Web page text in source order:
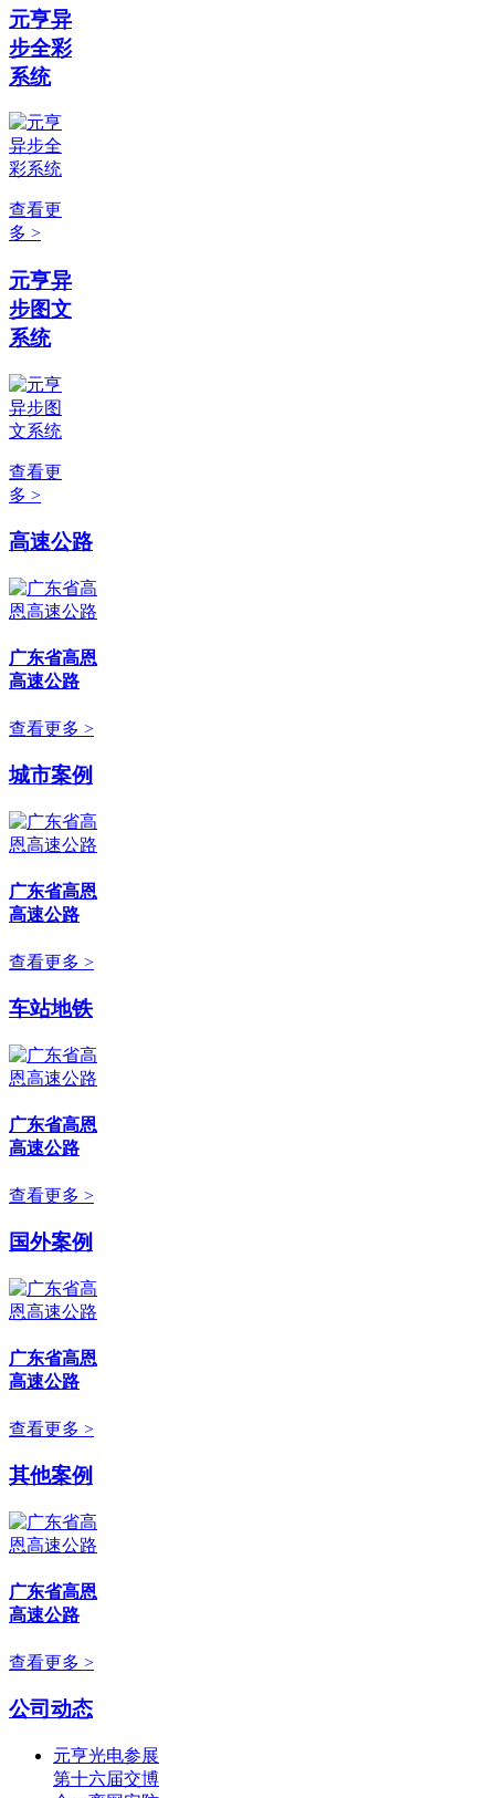
元亨异
步全彩
系统
查看更
多 >
元亨异
步图文
系统
查看更
多 >
高速公路
广东省高恩
高速公路
查看更多 >
城市案例
广东省高恩
高速公路
查看更多 >
车站地铁
广东省高恩
高速公路
查看更多 >
国外案例
广东省高恩
高速公路
查看更多 >
其他案例
广东省高恩
高速公路
查看更多 >
公司动态
元亨光电参展
第十六届交博